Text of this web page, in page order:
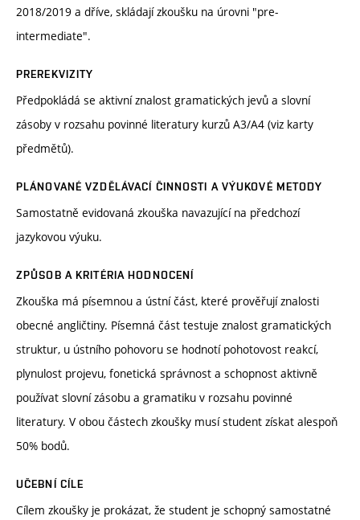
2018/2019 a dříve, skládají zkoušku na úrovni "pre-
intermediate".
PREREKVIZITY
Předpokládá se aktivní znalost gramatických jevů a slovní
zásoby v rozsahu povinné literatury kurzů A3/A4 (viz karty
předmětů).
PLÁNOVANÉ VZDĚLÁVACÍ ČINNOSTI A VÝUKOVÉ METODY
Samostatně evidovaná zkouška navazující na předchozí
jazykovou výuku.
ZPŮSOB A KRITÉRIA HODNOCENÍ
Zkouška má písemnou a ústní část, které prověřují znalosti
obecné angličtiny. Písemná část testuje znalost gramatických
struktur, u ústního pohovoru se hodnotí pohotovost reakcí,
plynulost projevu, fonetická správnost a schopnost aktivně
používat slovní zásobu a gramatiku v rozsahu povinné
literatury. V obou částech zkoušky musí student získat alespoň
50% bodů.
UČEBNÍ CÍLE
Cílem zkoušky je prokázat, že student je schopný samostatné